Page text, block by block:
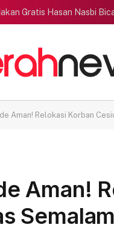
Gratis Hasan Nasbi
Aman! Relokasi Korban
Aman!